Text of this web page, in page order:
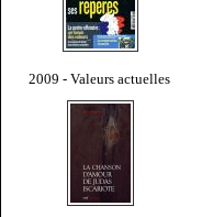
2009 - Valeurs actuelles